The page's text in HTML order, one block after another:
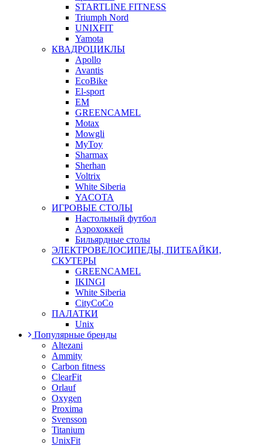
STARTLINE FITNESS
Triumph Nord
UNIXFIT
Yamota
КВАДРОЦИКЛЫ
Apollo
Avantis
EcoBike
El-sport
EM
GREENCAMEL
Motax
Mowgli
MyToy
Sharmax
Sherhan
Voltrix
White Siberia
YACOTA
ИГРОВЫЕ СТОЛЫ
Настольный футбол
Аэрохоккей
Бильярдные столы
ЭЛЕКТРОВЕЛОСИПЕДЫ, ПИТБАЙКИ,
СКУТЕРЫ
GREENCAMEL
IKINGI
White Siberia
CityCoCo
ПАЛАТКИ
Unix
Популярные бренды
Altezani
Ammity
Carbon fitness
ClearFit
Orlauf
Oxygen
Proxima
Svensson
Titanium
UnixFit